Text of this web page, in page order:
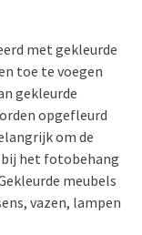
met gekleurde
toe te voegen
gekleurde
opgefleurd
om de
bij het fotobehang
meubels
vazen, lampen